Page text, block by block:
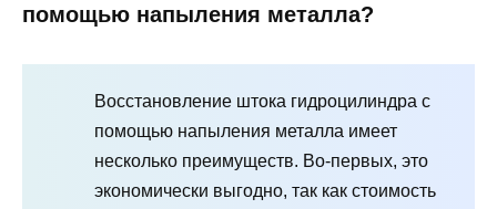
помощью напыления металла?
Восстановление штока гидроцилиндра с
помощью напыления металла имеет
несколько преимуществ. Во-первых, это
экономически выгодно, так как стоимость